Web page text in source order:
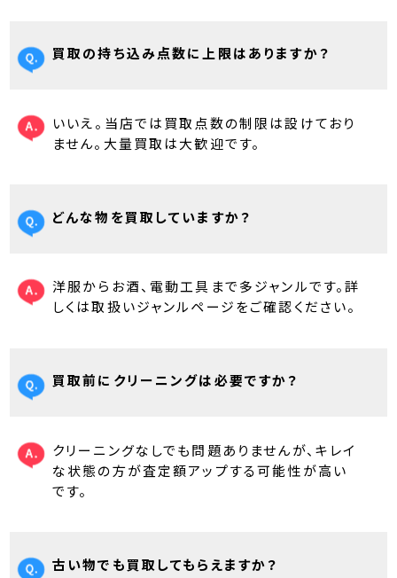
買取の持ち込み点数に上限はありますか？
いいえ。当店では買取点数の制限は設けており
ません。大量買取は大歓迎です。
どんな物を買取していますか？
洋服からお酒、電動工具まで多ジャンルです。詳
しくは取扱いジャンルページをご確認ください。
買取前にクリーニングは必要ですか？
クリーニングなしでも問題ありませんが、キレイ
な状態の方が査定額アップする可能性が高い
です。
古い物でも買取してもらえますか？